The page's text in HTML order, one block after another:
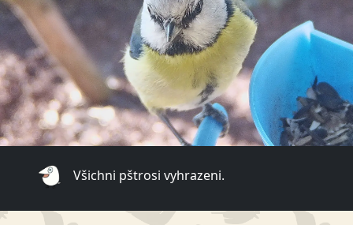
Všichni pštrosi vyhrazeni.